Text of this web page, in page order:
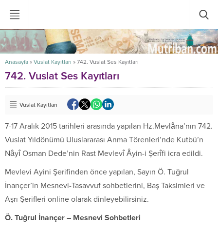
Anasayfa » Vuslat Kayıtları » 742. Vuslat Ses Kayıtları
742. Vuslat Ses Kayıtları
Vuslat Kayıtları
7-17 Aralık 2015 tarihleri arasında yapılan Hz.Mevlâna’nın 742.
Vuslat Yıldönümü Uluslararası Anma Törenleri’nde Kutbü’n
Nâyî Osman Dede’nin Rast Mevlevî Âyin-i Şerîfi icra edildi.
Mevlevi Ayini Şerifinden önce yapılan, Sayın Ö. Tuğrul
İnançer’in Mesnevi-Tasavvuf sohbetlerini, Baş Taksimleri ve
Aşrı Şerifleri online olarak dinleyebilirsiniz.
Ö. Tuğrul İnançer – Mesnevi Sohbetleri